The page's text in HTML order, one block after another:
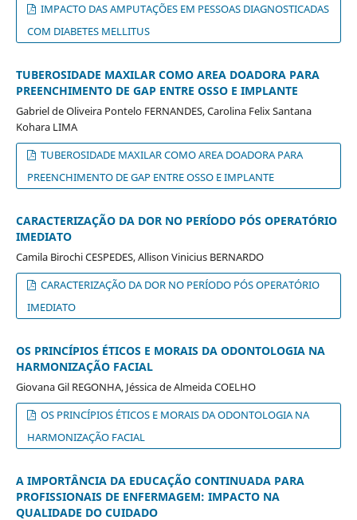
IMPACTO DAS AMPUTAÇÕES EM PESSOAS DIAGNOSTICADAS
COM DIABETES MELLITUS
TUBEROSIDADE MAXILAR COMO AREA DOADORA PARA
PREENCHIMENTO DE GAP ENTRE OSSO E IMPLANTE
Gabriel de Oliveira Pontelo FERNANDES, Carolina Felix Santana
Kohara LIMA
TUBEROSIDADE MAXILAR COMO AREA DOADORA PARA
PREENCHIMENTO DE GAP ENTRE OSSO E IMPLANTE
CARACTERIZAÇÃO DA DOR NO PERÍODO PÓS OPERATÓRIO
IMEDIATO
Camila Birochi CESPEDES, Allison Vinicius BERNARDO
CARACTERIZAÇÃO DA DOR NO PERÍODO PÓS OPERATÓRIO
IMEDIATO
OS PRINCÍPIOS ÉTICOS E MORAIS DA ODONTOLOGIA NA
HARMONIZAÇÃO FACIAL
Giovana Gil REGONHA, Jéssica de Almeida COELHO
OS PRINCÍPIOS ÉTICOS E MORAIS DA ODONTOLOGIA NA
HARMONIZAÇÃO FACIAL
A IMPORTÂNCIA DA EDUCAÇÃO CONTINUADA PARA
PROFISSIONAIS DE ENFERMAGEM: IMPACTO NA
QUALIDADE DO CUIDADO